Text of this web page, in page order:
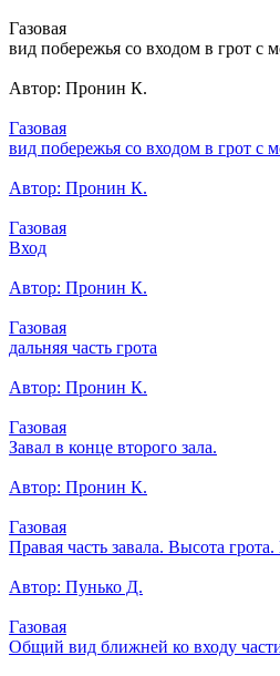
Газовая
вид побережья со входом в грот с
Автор: Пронин К.
Газовая
вид побережья со входом в грот с
Автор: Пронин К.
Газовая
Вход
Автор: Пронин К.
Газовая
дальняя часть грота
Автор: Пронин К.
Газовая
Завал в конце второго зала.
Автор: Пронин К.
Газовая
Правая часть завала. Высота
Автор: Пунько Д.
Газовая
Общий вид ближней ко входу